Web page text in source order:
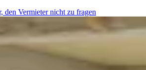
den Vermieter nicht zu fragen